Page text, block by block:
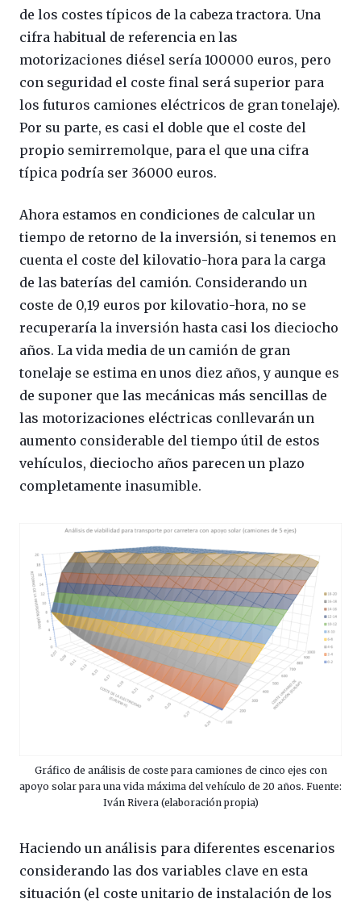
de los costes típicos de la cabeza tractora. Una
cifra habitual de referencia en las
motorizaciones diésel sería 100000 euros, pero
con seguridad el coste final será superior para
los futuros camiones eléctricos de gran tonelaje).
Por su parte, es casi el doble que el coste del
propio semirremolque, para el que una cifra
típica podría ser 36000 euros.
Ahora estamos en condiciones de calcular un
tiempo de retorno de la inversión, si tenemos en
cuenta el coste del kilovatio-hora para la carga
de las baterías del camión. Considerando un
coste de 0,19 euros por kilovatio-hora, no se
recuperaría la inversión hasta casi los dieciocho
años. La vida media de un camión de gran
tonelaje se estima en unos diez años, y aunque es
de suponer que las mecánicas más sencillas de
las motorizaciones eléctricas conllevarán un
aumento considerable del tiempo útil de estos
vehículos, dieciocho años parecen un plazo
completamente inasumible.
Gráfico de análisis de coste para camiones de cinco ejes con
apoyo solar para una vida máxima del vehículo de 20 años. Fuente:
Iván Rivera (elaboración propia)
Haciendo un análisis para diferentes escenarios
considerando las dos variables clave en esta
situación (el coste unitario de instalación de los